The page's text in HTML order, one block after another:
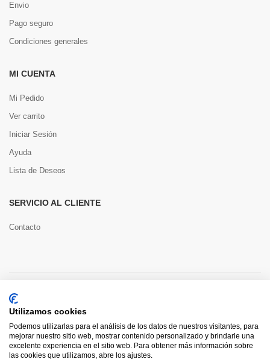
Envio
Pago seguro
Condiciones generales
MI CUENTA
Mi Pedido
Ver carrito
Iniciar Sesión
Ayuda
Lista de Deseos
SERVICIO AL CLIENTE
Contacto
Utilizamos cookies
Podemos utilizarlas para el análisis de los datos de nuestros visitantes, para
mejorar nuestro sitio web, mostrar contenido personalizado y brindarle una
excelente experiencia en el sitio web. Para obtener más información sobre
las cookies que utilizamos, abre los ajustes.